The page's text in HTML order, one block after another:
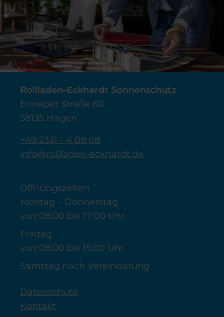
Rollladen-Eckhardt Sonnenschutz
Enneper Straße 60
58135 Hagen
+49 2331 - 4 08 08
info@rollladen-eckhardt.de
Öffnungszeiten
Montag – Donnerstag
von 08:00 bis 17:00 Uhr
Freitag
von 08:00 bis 15:00 Uhr
Samstag nach Vereinbarung
Datenschutz
Kontakt